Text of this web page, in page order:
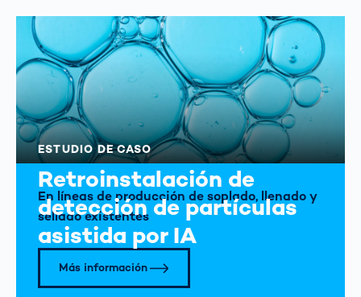
ESTUDIO DE CASO
Retroinstalación de
detección de partículas
asistida por IA
En líneas de producción de soplado, llenado y
sellado existentes
Más información